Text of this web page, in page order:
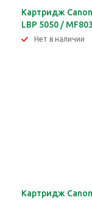
Картридж
LBP 5050 /
Нет в наличии
Картридж